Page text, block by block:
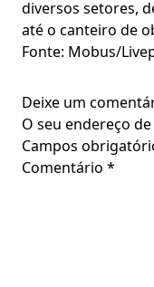
diversos setores,
até o canteiro de
Fonte: Mobus/
Deixe um
O seu endereço
Campos
Comentário *